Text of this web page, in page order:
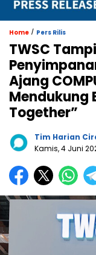
Home / Pers Rilis
TWSC
Ajang
Mendukung
Together”
Tim Harian
Kamis, 4 Juni